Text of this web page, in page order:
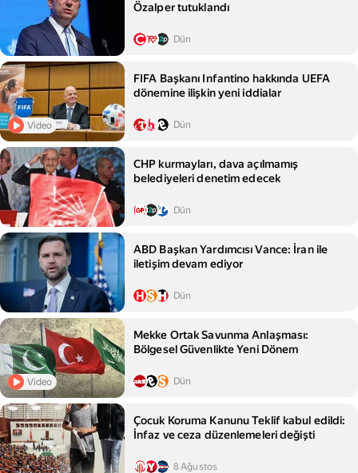
Özalper tutuklandı
Dün
Video
FIFA Başkanı Infantino hakkında UEFA
dönemine ilişkin yeni iddialar
Dün
CHP kurmayları, dava açılmamış
belediyeleri denetim edecek
Dün
ABD Başkan Yardımcısı Vance: İran ile
iletişim devam ediyor
Dün
Video
Mekke Ortak Savunma Anlaşması:
Bölgesel Güvenlikte Yeni Dönem
Dün
Çocuk Koruma Kanunu Teklif kabul edildi:
İnfaz ve ceza düzenlemeleri değişti
8 Ağustos